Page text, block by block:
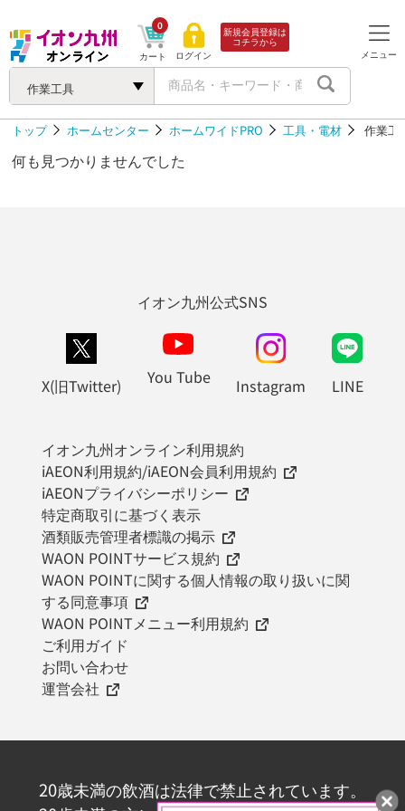
作業工具
カート
0
ログイン
新規会員登録は
コチラから
メニュー
トップ ホームセンター ホームワイドPRO 工具・電材 作業工
何も見つかりませんでした
イオン九州公式SNS
X(旧Twitter) You Tube Instagram LINE
イオン九州オンライン利用規約
iAEON利用規約/iAEON会員利用規約
iAEONプライバシーポリシー
特定商取引に基づく表示
酒類販売管理者標識の掲示
WAON POINTサービス規約
WAON POINTに関する個人情報の取り扱いに関
する同意事項
WAON POINTメニュー利用規約
ご利用ガイド
お問い合わせ
運営会社
20歳未満の飲酒は法律で禁止されています。